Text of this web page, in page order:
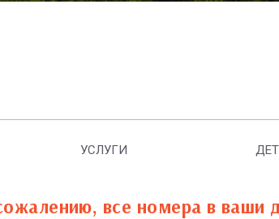
УСЛУГИ
все номера в ваши